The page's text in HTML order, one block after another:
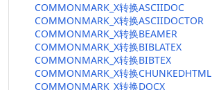
COMMONMARK_X转换ASCIIDOC
COMMONMARK_X转换ASCIIDOCTOR
COMMONMARK_X转换BEAMER
COMMONMARK_X转换BIBLATEX
COMMONMARK_X转换BIBTEX
COMMONMARK_X转换CHUNKEDHTML
COMMONMARK_X转换DOCX